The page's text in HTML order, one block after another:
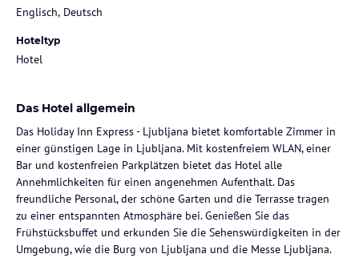
Englisch, Deutsch
Hoteltyp
Hotel
Das Hotel allgemein
Das Holiday Inn Express - Ljubljana bietet komfortable Zimmer in
einer günstigen Lage in Ljubljana. Mit kostenfreiem WLAN, einer
Bar und kostenfreien Parkplätzen bietet das Hotel alle
Annehmlichkeiten für einen angenehmen Aufenthalt. Das
freundliche Personal, der schöne Garten und die Terrasse tragen
zu einer entspannten Atmosphäre bei. Genießen Sie das
Frühstücksbuffet und erkunden Sie die Sehenswürdigkeiten in der
Umgebung, wie die Burg von Ljubljana und die Messe Ljubljana.